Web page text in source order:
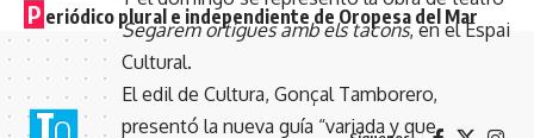
Segarem ortigues amb els tacons, en el Espai
Cultural.
El edil de Cultura, Gonçal Tamborero,
presentó la nueva guía “variada y que
P eriódico plural e independiente de Oropesa del Mar